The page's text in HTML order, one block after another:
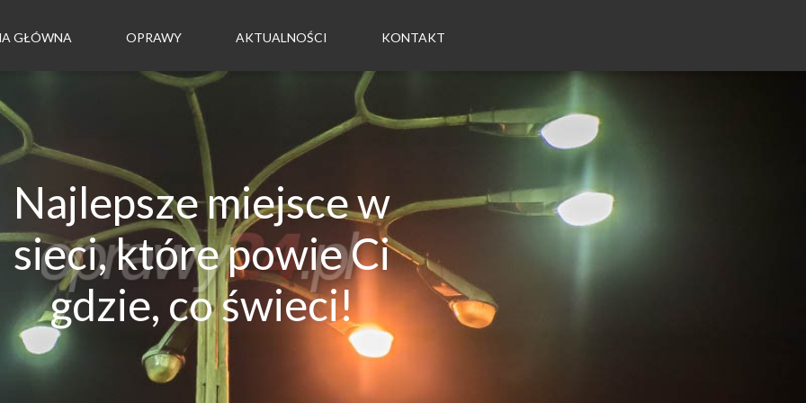
GŁÓWNA OPRAWY AKTUALNOŚCI KONTAKT
Najlepsze miejsce w
sieci, które powie Ci
gdzie, co świeci!